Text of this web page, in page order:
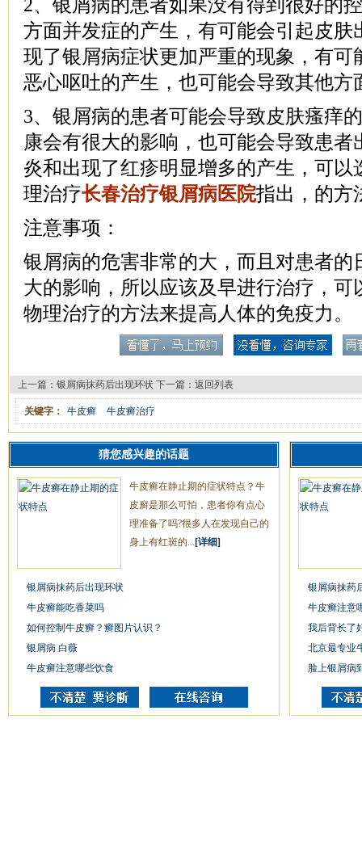
2、银屑病的患者如果没有得到很好的
方面并发症的产生，有可能会引起皮肤
现了银屑病症状更加严重的现象，有可
恶心呕吐的产生，也可能会导致其他方
3、银屑病的患者可能会导致皮肤瘙痒
康会有很大的影响，也可能会导致患者
炎和出现了红疹明显增多的产生，可以
理治疗长春治疗银屑病医院指出，的方
注意事项：
银屑病的危害非常的大，而且对患者的
大的影响，所以应该及早进行治疗，可
物理治疗的方法来提高人体的免疫力。
上一篇： 银屑病抹药后出现环状 下一篇： 返回列表
关键字： 牛皮癣 牛皮癣治疗
猜您感兴趣的话题
牛皮癣在静止期的症状特点？牛
皮廯是那么可怕，患者你有点心
理准备了吗?很多人在发现自己的
身上有红斑的... [详细]
银屑病抹药后出现环状
牛皮癣能吃香菜吗
如何控制牛皮癣？癣图片认识？
银屑病 白薇
牛皮癣注意哪些饮食
银屑病抹药
牛皮癣注意
我后背长了
北京最专业
脸上银屑病